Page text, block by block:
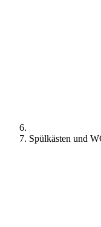
Spülkästen und